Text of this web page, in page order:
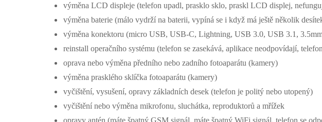
výměna LCD displeje (telefon upadl, prasklo sklo, praskl LCD displej,
výměna baterie (málo vydrží na baterii, vypíná se i když má ještě několik
výměna konektoru (micro USB, USB-C, Lightning, USB 3.0, USB 3.1,
reinstall operačního systému (telefon se zasekává, aplikace neodpovídají,
oprava nebo výměna předního nebo zadního fotoaparátu (kamery)
výměna prasklého sklíčka fotoaparátu (kamery)
vyčištění, vysušení, opravy základních desek (telefon je politý nebo utopený)
vyčištění nebo výměna mikrofonu, sluchátka, reproduktorů a mřížek
opravy antén (máte špatný GSM signál, máte špatný WiFi signál, telefon se